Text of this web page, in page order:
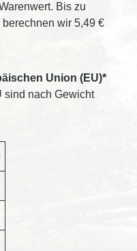
Bis zu
wir 5,49 €
Union (EU)*
sind nach Gewicht